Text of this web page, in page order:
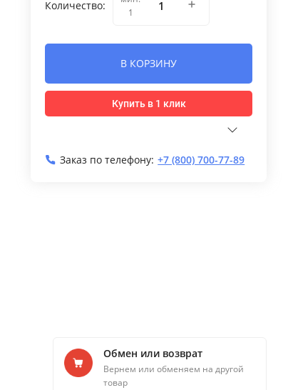
Количество:
1
В КОРЗИНУ
Купить в 1 клик
Заказ по телефону: +7 (800) 700-77-89
Обмен или возврат
Вернем или обменяем на другой
товар